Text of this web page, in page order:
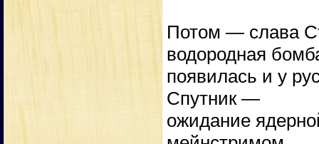
Потом — слава
водородная
появилась и у
Спутник —
ожидание